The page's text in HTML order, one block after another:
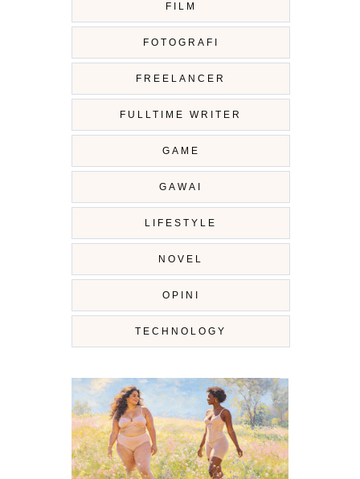
FILM
FOTOGRAFI
FREELANCER
FULLTIME WRITER
GAME
GAWAI
LIFESTYLE
NOVEL
OPINI
TECHNOLOGY